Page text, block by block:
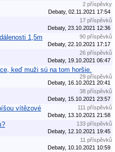
2 příspěvky
Debaty, 02.11.2021 17:54
17 příspěvků
Debaty, 23.10.2021 12:36
1,5m
90 příspěvků
Debaty, 22.10.2021 17:17
26 příspěvků
Debaty, 19.10.2021 06:47
keď muži sú na tom horšie.
29 příspěvků
Debaty, 16.10.2021 20:41
38 příspěvků
Debaty, 15.10.2021 23:57
vítězové
111 příspěvků
Debaty, 13.10.2021 21:58
133 příspěvků
Debaty, 12.10.2021 19:45
11 příspěvků
Debaty, 10.10.2021 10:59